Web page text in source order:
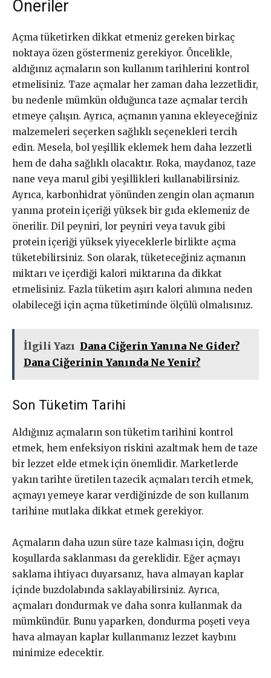
Öneriler
Açma tüketirken dikkat etmeniz gereken birkaç
noktaya özen göstermeniz gerekiyor. Öncelikle,
aldığınız açmaların son kullanım tarihlerini kontrol
etmelisiniz. Taze açmalar her zaman daha lezzetlidir,
bu nedenle mümkün olduğunca taze açmalar tercih
etmeye çalışın. Ayrıca, açmanın yanına ekleyeceğiniz
malzemeleri seçerken sağlıklı seçenekleri tercih
edin. Mesela, bol yeşillik eklemek hem daha lezzetli
hem de daha sağlıklı olacaktır. Roka, maydanoz, taze
nane veya marul gibi yeşillikleri kullanabilirsiniz.
Ayrıca, karbonhidrat yönünden zengin olan açmanın
yanına protein içeriği yüksek bir gıda eklemeniz de
önerilir. Dil peyniri, lor peyniri veya tavuk gibi
protein içeriği yüksek yiyeceklerle birlikte açma
tüketebilirsiniz. Son olarak, tüketeceğiniz açmanın
miktarı ve içerdiği kalori miktarına da dikkat
etmelisiniz. Fazla tüketim aşırı kalori alımına neden
olabileceği için açma tüketiminde ölçülü olmalısınız.
İlgili Yazı Dana Ciğerin Yanına Ne Gider?
Dana Ciğerinin Yanında Ne Yenir?
Son Tüketim Tarihi
Aldığınız açmaların son tüketim tarihini kontrol
etmek, hem enfeksiyon riskini azaltmak hem de taze
bir lezzet elde etmek için önemlidir. Marketlerde
yakın tarihte üretilen tazecik açmaları tercih etmek,
açmayı yemeye karar verdiğinizde de son kullanım
tarihine mutlaka dikkat etmek gerekiyor.
Açmaların daha uzun süre taze kalması için, doğru
koşullarda saklanması da gereklidir. Eğer açmayı
saklama ihtiyacı duyarsanız, hava almayan kaplar
içinde buzdolabında saklayabilirsiniz. Ayrıca,
açmaları dondurmak ve daha sonra kullanmak da
mümkündür. Bunu yaparken, dondurma poşeti veya
hava almayan kaplar kullanmanız lezzet kaybını
minimize edecektir.